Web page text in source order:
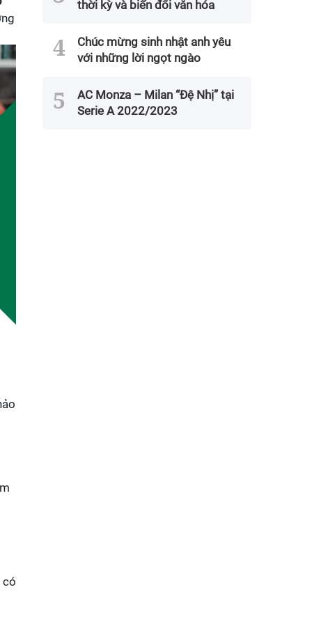
có
thời kỳ và biến đổi văn hóa
Chúc mừng sinh nhật anh yêu
với những lời ngọt ngào
AC Monza – Milan “Đệ Nhị” tại
Serie A 2022/2023